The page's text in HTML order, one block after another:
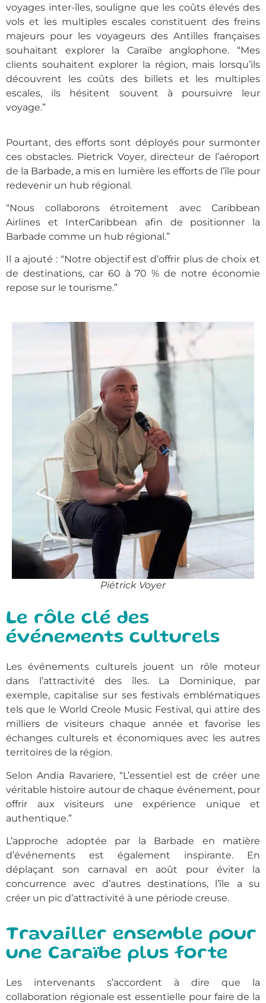
voyages inter-îles, souligne que les coûts élevés des
vols et les multiples escales constituent des freins
majeurs pour les voyageurs des Antilles françaises
souhaitant explorer la Caraïbe anglophone. “Mes
clients souhaitent explorer la région, mais lorsqu’ils
découvrent les coûts des billets et les multiples
escales, ils hésitent souvent à poursuivre leur
voyage.”
Pourtant, des efforts sont déployés pour surmonter
ces obstacles. Pietrick Voyer, directeur de l’aéroport
de la Barbade, a mis en lumière les efforts de l’île pour
redevenir un hub régional.
“Nous collaborons étroitement avec Caribbean
Airlines et InterCaribbean afin de positionner la
Barbade comme un hub régional.”
Il a ajouté : “Notre objectif est d’offrir plus de choix et
de destinations, car 60 à 70 % de notre économie
repose sur le tourisme.”
Piétrick Voyer
Le rôle clé des
événements culturels
Les événements culturels jouent un rôle moteur
dans l’attractivité des îles. La Dominique, par
exemple, capitalise sur ses festivals emblématiques
tels que le World Creole Music Festival, qui attire des
milliers de visiteurs chaque année et favorise les
échanges culturels et économiques avec les autres
territoires de la région.
Selon Andia Ravariere, “L’essentiel est de créer une
véritable histoire autour de chaque événement, pour
offrir aux visiteurs une expérience unique et
authentique.”
L’approche adoptée par la Barbade en matière
d’événements est également inspirante. En
déplaçant son carnaval en août pour éviter la
concurrence avec d’autres destinations, l’île a su
créer un pic d’attractivité à une période creuse.
Travailler ensemble pour
une Caraïbe plus forte
Les intervenants s’accordent à dire que la
collaboration régionale est essentielle pour faire de la